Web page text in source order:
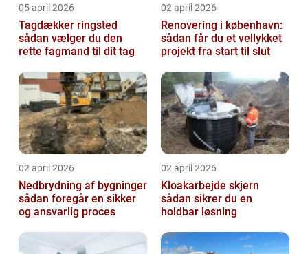
05 april 2026
Tagdækker ringsted
sådan vælger du den
rette fagmand til dit tag
02 april 2026
Renovering i københavn:
sådan får du et vellykket
projekt fra start til slut
02 april 2026
Nedbrydning af bygninger
sådan foregår en sikker
og ansvarlig proces
02 april 2026
Kloakarbejde skjern
sådan sikrer du en
holdbar løsning